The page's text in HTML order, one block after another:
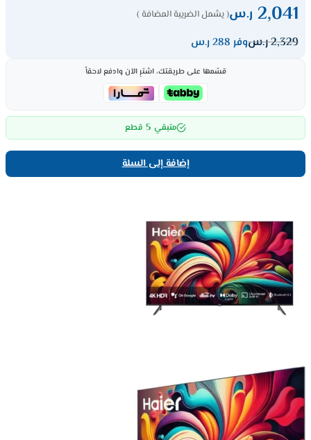
2,041 ر.س( يشمل الضريبة المضافة )
2,329ر.سوفر 288 ر.س
قسّمها على طريقتك، اشترِ الآن وادفع لاحقاً
متبقي 5 قطع
إضافة إلى السلة